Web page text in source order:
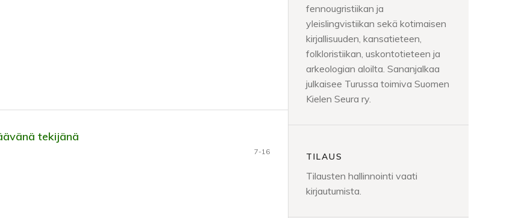
tekijänä
7-16
fennougristiikan ja
yleislingvistiikan sekä kotimaisen
kirjallisuuden, kansatieteen,
folkloristiikan, uskontotieteen ja
arkeologian aloilta. Sananjalkaa
julkaisee Turussa toimiva Suomen
Kielen Seura ry.
TILAUS
Tilausten hallinnointi vaati
kirjautumista.